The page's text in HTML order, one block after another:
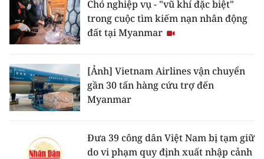
Chó nghiệp vụ - "vũ khí đặc biệt"
trong cuộc tìm kiếm nạn nhân động
đất tại Myanmar
[Ảnh] Vietnam Airlines vận chuyển
gần 30 tấn hàng cứu trợ đến
Myanmar
Đưa 39 công dân Việt Nam bị tạm giữ
do vi phạm quy định xuất nhập cảnh